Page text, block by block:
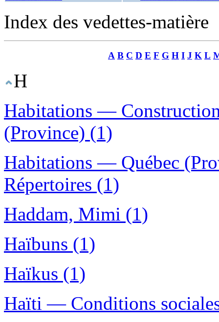
Index des vedettes-matière
A B C D E F G H I J K L
H
Habitations —
(Province) (1)
Habitations — Québec
Répertoires (1)
Haddam, Mimi (1)
Haïbuns (1)
Haïkus (1)
Haïti — Conditions